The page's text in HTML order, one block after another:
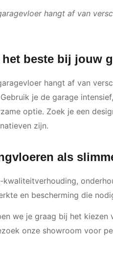
hangt af van
beste bij jouw
hangt af van
je de garage
optie. Zoek je een
zijn.
als
en bescherming die
we je graag bij het
onze showroom voor